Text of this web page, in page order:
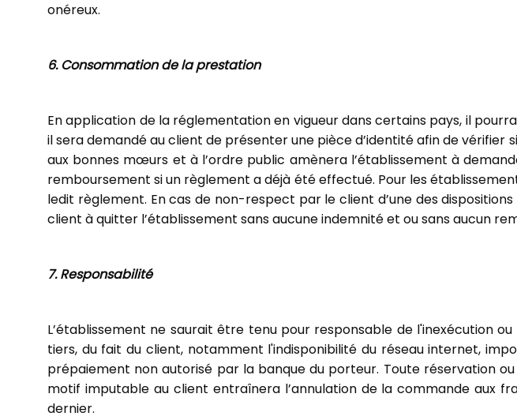
onéreux.
6. Consommation de la prestation
En application de la réglementation en vigueur dans certains pays, il
il sera demandé au client de présenter une pièce d’identité afin de
aux bonnes mœurs et à l’ordre public amènera l’établissement à
remboursement si un règlement a déjà été effectué. Pour les
ledit règlement. En cas de non-respect par le client d’une des
client à quitter l’établissement sans aucune indemnité et ou sans aucun
7. Responsabilité
L’établissement ne saurait être tenu pour responsable de l'inexécution
tiers, du fait du client, notamment l'indisponibilité du réseau internet,
prépaiement non autorisé par la banque du porteur. Toute réservation
motif imputable au client entraînera l’annulation de la commande aux
dernier.